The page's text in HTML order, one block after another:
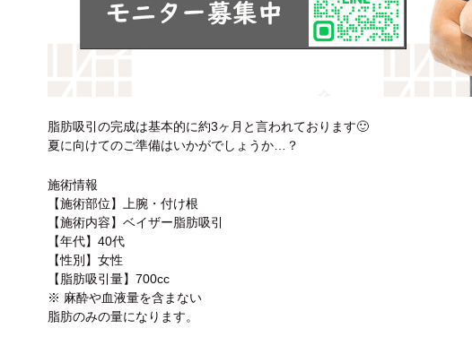
脂肪吸引の完成は基本的に約3ヶ月と言われております🙂
夏に向けてのご準備はいかがでしょうか…？
施術情報
【施術部位】上腕・付け根
【施術内容】ベイザー脂肪吸引
【年代】40代
【性別】女性
【脂肪吸引量】700cc
※ 麻酔や血液量を含まない
脂肪のみの量になります。